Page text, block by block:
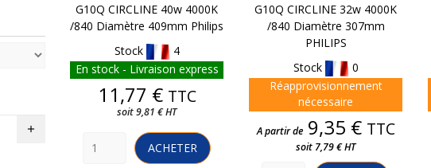

G10Q CIRCLINE 40w 4000K
/840 Diamètre 409mm Philips
Stock
4
En stock - Livraison express
Prix
11,77 € TTC
soit 9,81 € HT
ACHETER
G10Q CIRCLINE 32w 4000K
/840 Diamètre 307mm
PHILIPS
Stock
0
Réapprovisionnement
nécessaire
Prix
A partir de 9,35 € TTC
soit 7,79 € HT